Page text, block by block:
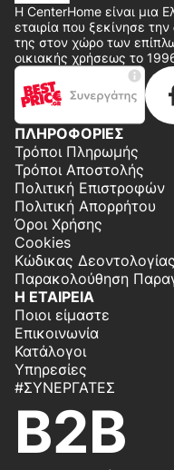
Η CenterHome είναι μια
εταιρία που ξεκίνησε
της στον χώρο των
οικιακής χρήσεως το
ΠΛΗΡΟΦΟΡΙΕΣ
Τρόποι Πληρωμής
Τρόποι Αποστολής
Πολιτική Επιστροφών
Πολιτική Απορρήτου
Όροι Χρήσης
Cookies
Κώδικας Δεοντολογίας
Παρακολούθηση
Η ΕΤΑΙΡΕΙΑ
Ποιοι είμαστε
Επικοινωνία
Κατάλογοι
Υπηρεσίες
#ΣΥΝΕΡΓΆΤΕΣ
B2B